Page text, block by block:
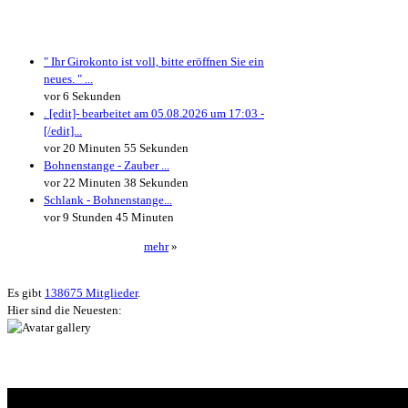
" Ihr Girokonto ist voll, bitte eröffnen Sie ein
neues. " ...
vor 6 Sekunden
. [edit]- bearbeitet am 05.08.2026 um 17:03 -
[/edit]...
vor 20 Minuten 55 Sekunden
Bohnenstange - Zauber ...
vor 22 Minuten 38 Sekunden
Schlank - Bohnenstange...
vor 9 Stunden 45 Minuten
mehr»
Es gibt 138675 Mitglieder.
Hier sind die Neuesten: